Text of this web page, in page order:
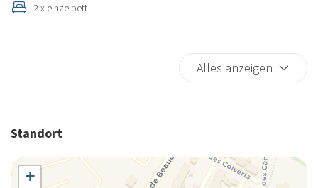
2 x einzelbett
Alles anzeigen
Standort
+